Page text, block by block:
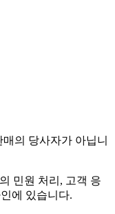
의 당사자가 아닙니
민원 처리, 고객 응
에 있습니다.